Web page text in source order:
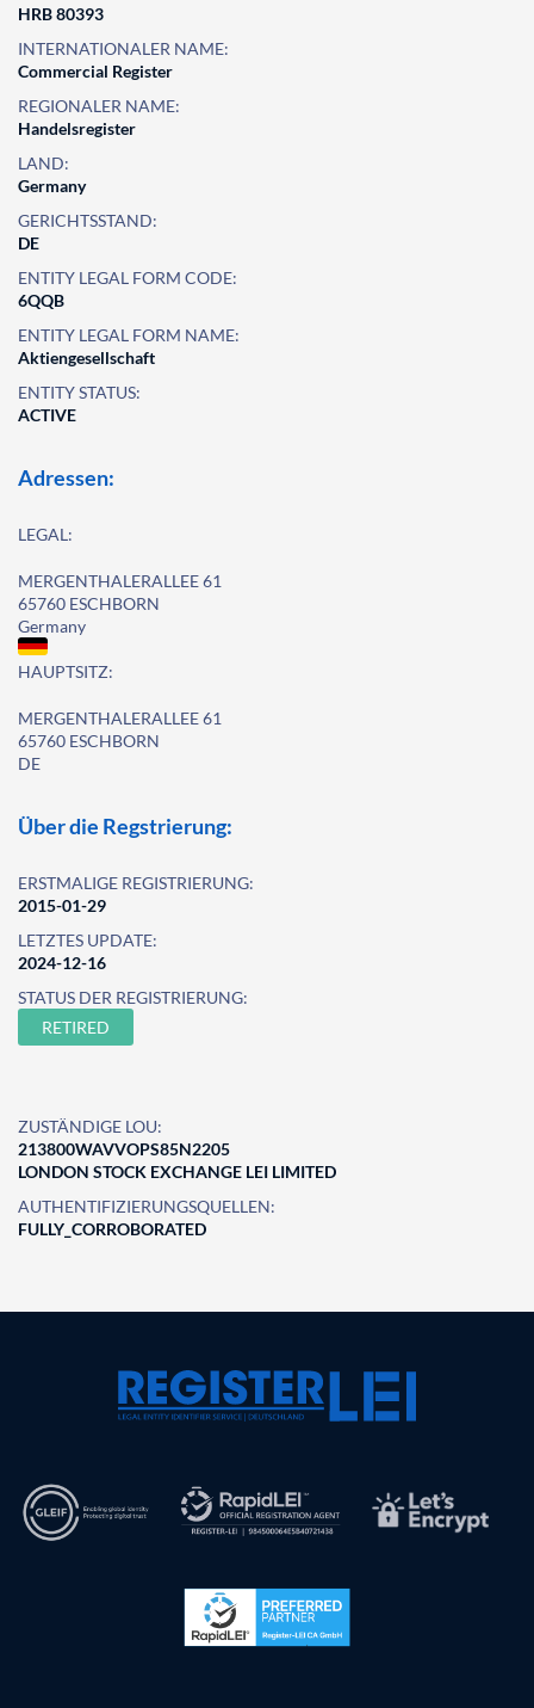
HRB 80393
INTERNATIONALER NAME:
Commercial Register
REGIONALER NAME:
Handelsregister
LAND:
Germany
GERICHTSSTAND:
DE
ENTITY LEGAL FORM CODE:
6QQB
ENTITY LEGAL FORM NAME:
Aktiengesellschaft
ENTITY STATUS:
ACTIVE
Adressen:
LEGAL:
MERGENTHALERALLEE 61
65760 ESCHBORN
Germany
HAUPTSITZ:
MERGENTHALERALLEE 61
65760 ESCHBORN
DE
Über die Regstrierung:
ERSTMALIGE REGISTRIERUNG:
2015-01-29
LETZTES UPDATE:
2024-12-16
STATUS DER REGISTRIERUNG:
RETIRED
ZUSTÄNDIGE LOU:
213800WAVVOPS85N2205
LONDON STOCK EXCHANGE LEI LIMITED
AUTHENTIFIZIERUNGSQUELLEN:
FULLY_CORROBORATED